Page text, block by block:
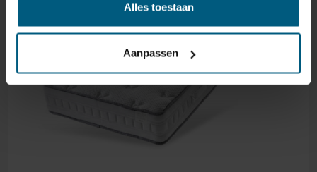
Alles toestaan
Aanpassen